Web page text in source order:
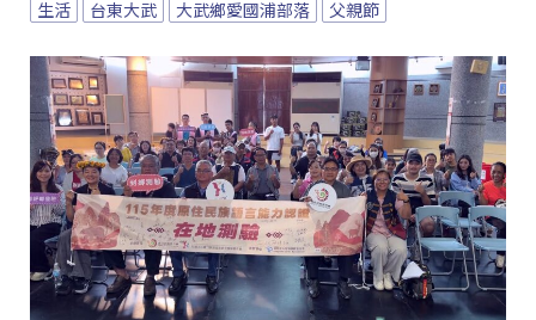
生活 台東大武 大武鄉愛國浦部落 父親節